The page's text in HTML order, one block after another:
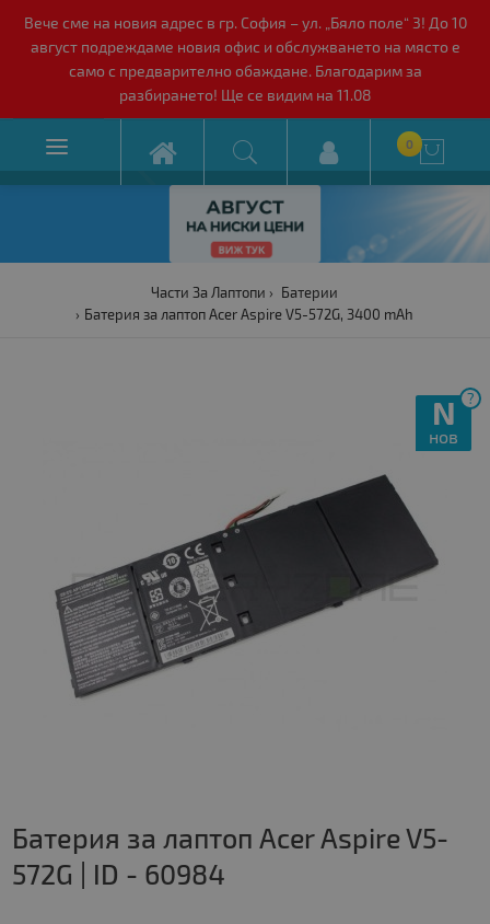
Вече сме на новия адрес в гр. София – ул. „Бяло поле“ 3! До 10
август подреждаме новия офис и обслужването на място е
само с предварително обаждане. Благодарим за
разбирането! Ще се видим на 11.08
 0 
Части За Лаптопи
Батерии
Батерия за лаптоп Acer Aspire V5-572G, 3400 mAh
?
N
нов
Батерия за лаптоп Acer Aspire V5-
572G | ID - 60984